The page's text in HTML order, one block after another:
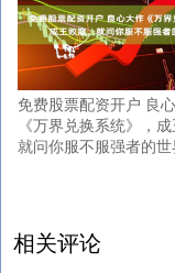
免费股票配资开户 良
《万界兑换系统》，成
就问你服不服强者的世
相关评论